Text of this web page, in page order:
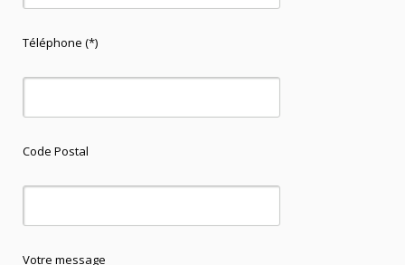
Téléphone (*)
Code Postal
Votre message